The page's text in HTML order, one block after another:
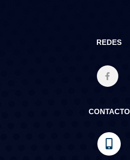
REDES
CONTACTO